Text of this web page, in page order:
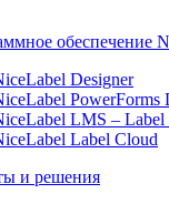
обеспечение
Designer
PowerForms
LMS – Label
Label Cloud
и решения